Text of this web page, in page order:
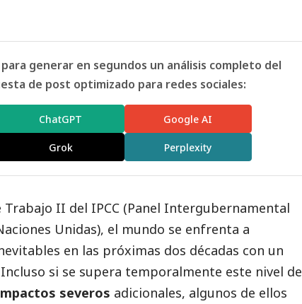
generar en segundos un análisis completo del
de post optimizado para redes sociales:
ChatGPT Google AI
Grok Perplexity
II del IPCC (Panel Intergubernamental
Unidas), el mundo se enfrenta a
en las próximas dos décadas con un
si se supera temporalmente este nivel de
severos adicionales, algunos de ellos